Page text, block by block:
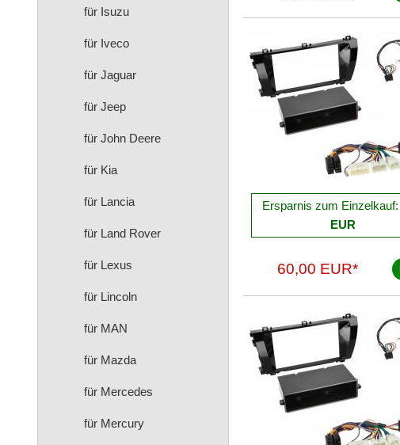
für Isuzu
für Iveco
für Jaguar
für Jeep
für John Deere
für Kia
für Lancia
für Land Rover
für Lexus
für Lincoln
für MAN
für Mazda
für Mercedes
für Mercury
Ersparnis zum Einzelkauf:
EUR
60,00 EUR*